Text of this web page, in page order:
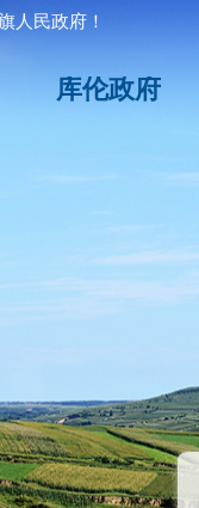
人民政府！
库伦政府